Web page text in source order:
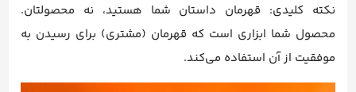
نکته کلیدی: قهرمان داستان شما هستید، نه محصولتان.
محصول شما ابزاری است که قهرمان (مشتری) برای رسیدن به
موفقیت از آن استفاده می‌کند.